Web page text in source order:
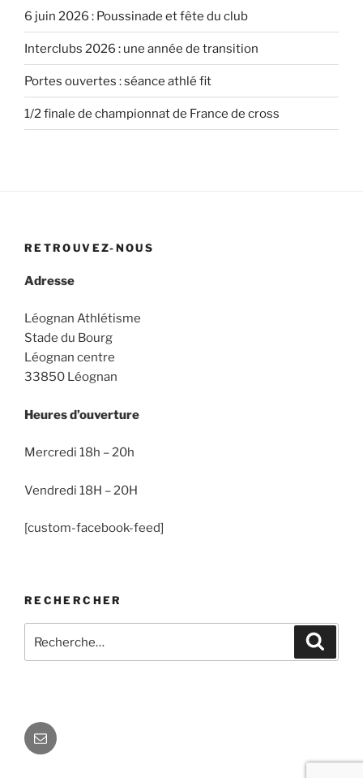
6 juin 2026 : Poussinade et fête du club
Interclubs 2026 : une année de transition
Portes ouvertes : séance athlé fit
1/2 finale de championnat de France de cross
RETROUVEZ-NOUS
Adresse
Léognan Athlétisme
Stade du Bourg
Léognan centre
33850 Léognan
Heures d’ouverture
Mercredi 18h – 20h
Vendredi 18H – 20H
[custom-facebook-feed]
RECHERCHER
pour
E-
mail